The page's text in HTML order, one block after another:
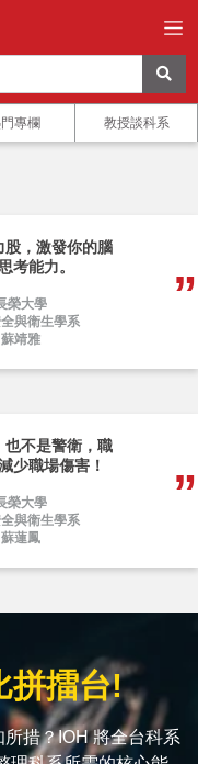
專欄 教授談科系
股，激發你的腦
考能力。
榮大學
與衛生學系
蘇靖雅
也不是警衛，職
少職場傷害！
榮大學
與衛生學系
蘇蓮鳳
拼擂台!
措？IOH 將全台科系